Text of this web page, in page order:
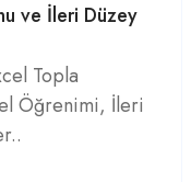
ve İleri Düzey
Topla
Öğrenimi, İleri